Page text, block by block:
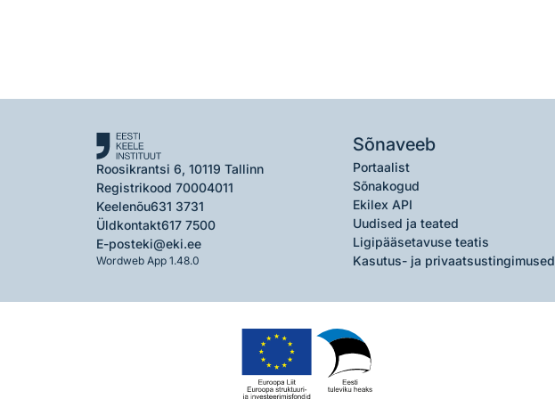
Roosikrantsi 6, 10119 Tallinn
Registrikood 70004011
Keelenõu631 3731
Üldkontakt617 7500
E-posteki@eki.ee
Wordweb App 1.48.0
Sõnaveeb
Portaalist
Sõnakogud
Ekilex API
Uudised ja teated
Ligipääsetavuse teatis
Kasutus- ja privaatsustingimused